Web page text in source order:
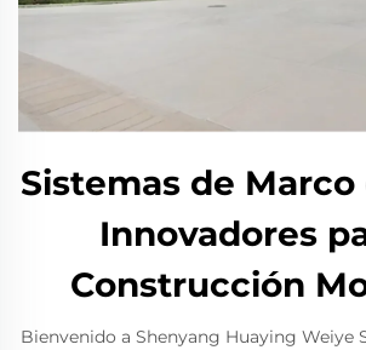
Sistemas de
Innovadores
Construcción
Bienvenido a Shenyang Huaying Weiye